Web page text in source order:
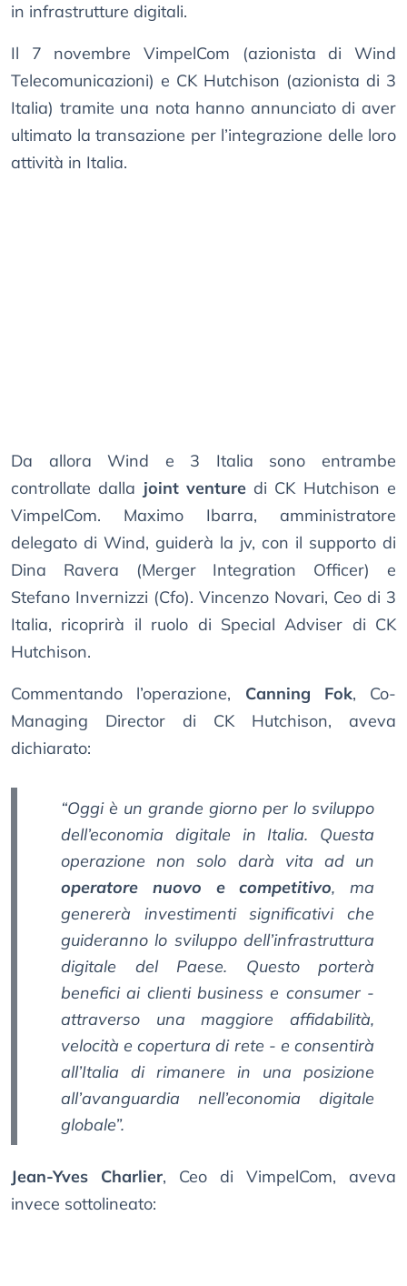
in infrastrutture digitali.
Il 7 novembre VimpelCom (azionista di Wind
Telecomunicazioni) e CK Hutchison (azionista di 3
Italia) tramite una nota hanno annunciato di aver
ultimato la transazione per l’integrazione delle loro
attività in Italia.
Da allora Wind e 3 Italia sono entrambe
controllate dalla joint venturedi CK Hutchison e
VimpelCom. Maximo Ibarra, amministratore
delegato di Wind, guiderà la jv, con il supporto di
Dina Ravera (Merger Integration Officer) e
Stefano Invernizzi (Cfo). Vincenzo Novari, Ceo di 3
Italia, ricoprirà il ruolo di Special Adviser di CK
Hutchison.
Commentando l’operazione, Canning Fok, Co-
Managing Director di CK Hutchison, aveva
dichiarato:
“Oggi è un grande giorno per lo sviluppo
dell’economia digitale in Italia. Questa
operazione non solo darà vita ad un
operatore nuovo e competitivo, ma
genererà investimenti significativi che
guideranno lo sviluppo dell’infrastruttura
digitale del Paese. Questo porterà
benefici ai clienti business e consumer -
attraverso una maggiore affidabilità,
velocità e copertura di rete - e consentirà
all’Italia di rimanere in una posizione
all’avanguardia nell’economia digitale
globale”.
Jean-Yves Charlier, Ceo di VimpelCom, aveva
invece sottolineato: